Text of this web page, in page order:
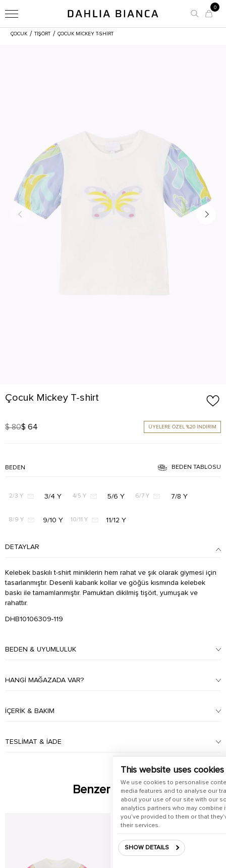
This website uses cookies
We use cookies to personalise
media features and to analyse our
about your use of our site with our
analytics partners who may
you’ve provided to them or that
their services.
SHOW DETAILS
0
ÇOCUK / TİŞÖRT / ÇOCUK MICKEY T-SHIRT
Çocuk Mickey T-shirt
$ 80$ 64 ÜYELERE ÖZEL %20 İNDİRİM
BEDEN BEDEN TABLOSU
2/3 Y 3/4 Y 4/5 Y 5/6 Y 6/7 Y 7/8 Y
8/9 Y 9/10 Y 10/11 Y 11/12 Y
DETAYLAR
Kelebek baskılı t-shirt miniklerin hem rahat ve şık olarak giymesi için
tasarlanmıştır. Desenli kabarık kollar ve göğüs kısmında kelebek
baskı ile tamamlanmıştır. Pamuktan dikilmiş tişört, yumuşak ve
rahattır.
DHB10106309-119
BEDEN & UYUMLULUK
HANGI MAĞAZADA VAR?
İÇERIK & BAKIM
TESLIMAT & İADE
Benzer Ürünler